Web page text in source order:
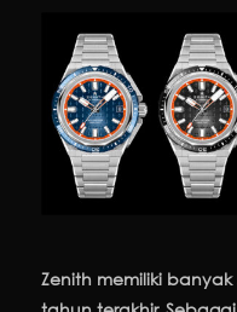
Zenith memiliki